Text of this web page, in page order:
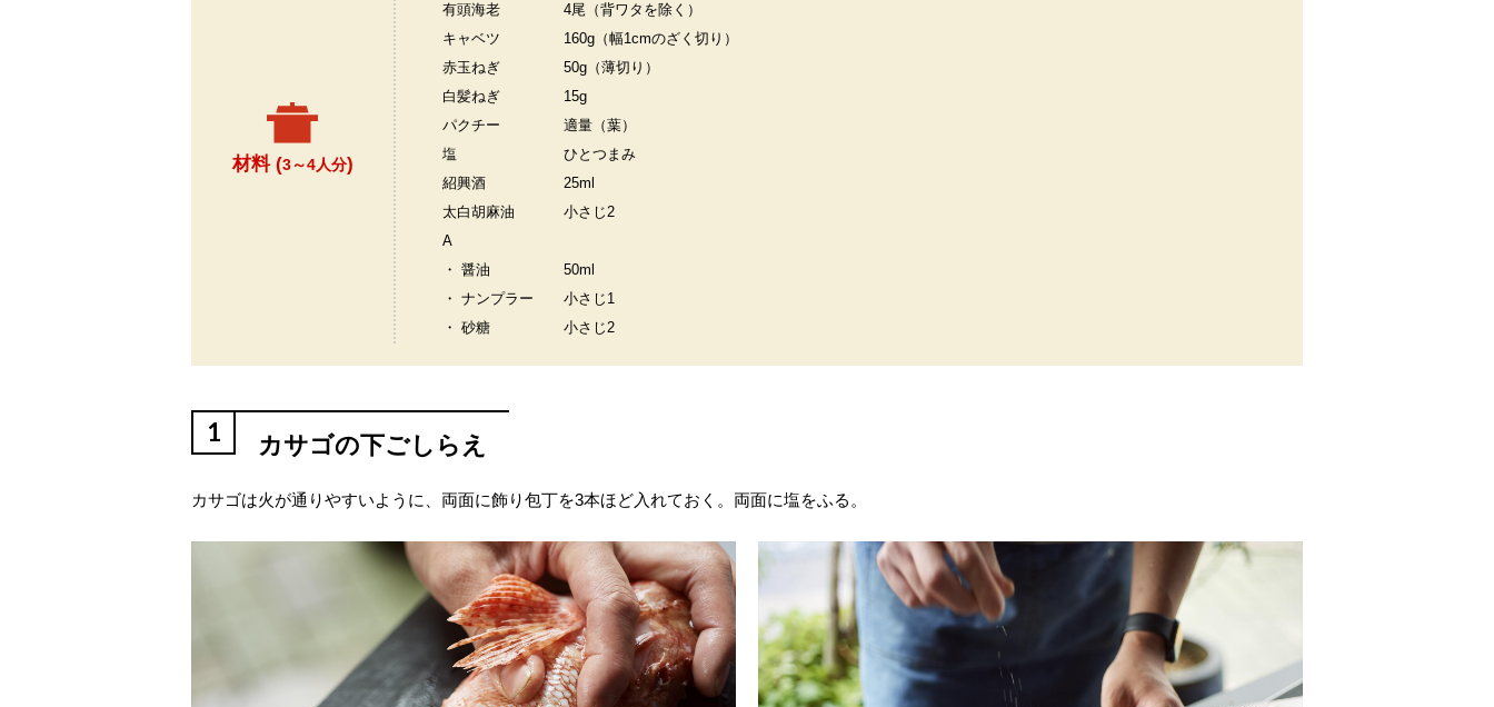
材料 (3～4人分)
有頭海老
4尾（背ワタを除く）
キャベツ
160g（幅1cmのざく切り）
赤玉ねぎ
50g（薄切り）
白髪ねぎ
15g
パクチー
適量（葉）
塩
ひとつまみ
紹興酒
25ml
太白胡麻油
小さじ2
A
・ 醤油
50ml
・ ナンプラー
小さじ1
・ 砂糖
小さじ2
1 カサゴの下ごしらえ
カサゴは火が通りやすいように、両面に飾り包丁を3本ほど入れておく。両面に塩をふる。